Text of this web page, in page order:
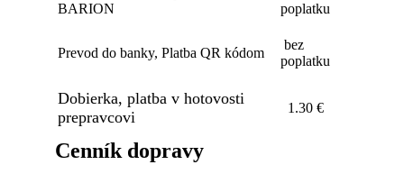
BARION
poplatku
Prevod do banky, Platba QR kódom
bez
poplatku
Dobierka, platba v hotovosti
prepravcovi
1.30 €
Cenník dopravy